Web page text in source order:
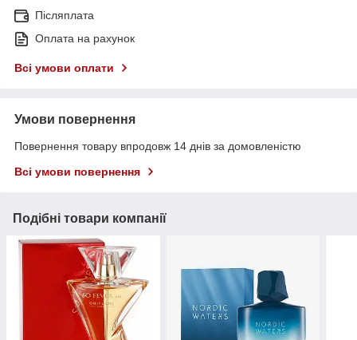
Післяплата
Оплата на рахунок
Всі умови оплати
Умови повернення
Повернення товару впродовж 14 днів за домовленістю
Всі умови повернення
Подібні товари компанії